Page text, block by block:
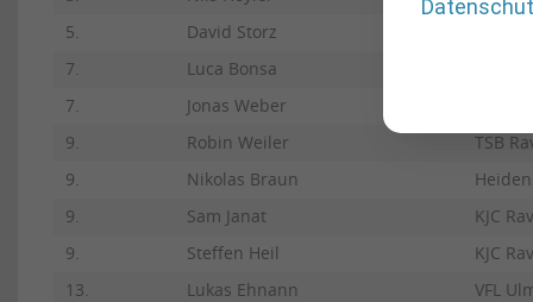
5.
David Storz
7.
Luca Bonsa
7.
Jonas Weber
9.
Robin Weiler
TSB
9.
Nikolas Braun
9.
Sam Janat
KJC
9.
Steffen Heil
KJC
13.
Lukas Ehnann
VFL